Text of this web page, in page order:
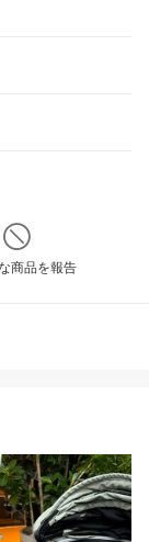
商品を報告